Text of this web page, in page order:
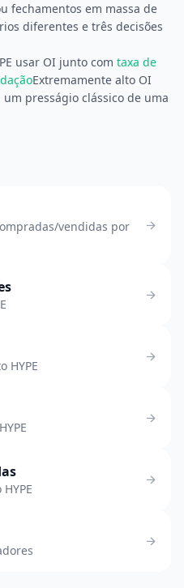
fechamentos em massa de
diferentes e três decisões
usar OI junto com taxa de
Extremamente alto OI
presságio clássico de uma
vendidas por
HYPE